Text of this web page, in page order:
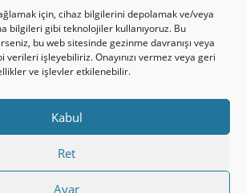
için, cihaz bilgilerini depolamak ve/veya
bilgileri gibi teknolojiler kullanıyoruz. Bu
bu web sitesinde gezinme davranışı veya
işleyebiliriz. Onayınızı vermez veya geri
ve işlevler etkilenebilir.
Kabul
Ret
Ayarİletişim/Künye